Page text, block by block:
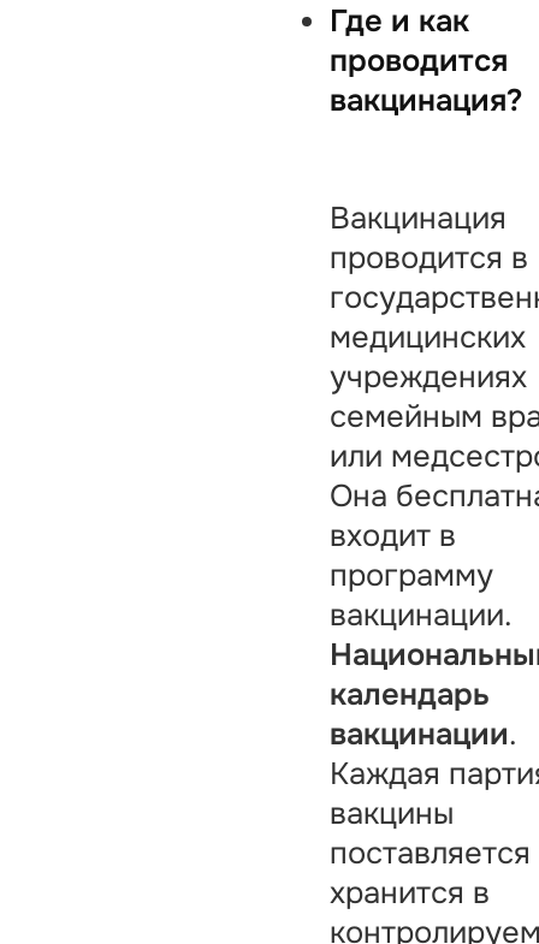
Где и как
проводится
вакцинация?
Вакцинация
проводится в
медицинских
учреждениях
семейным
или
Она
входит в
программу
вакцинации.
календарь
вакцинации.
Каждая
вакцины
хранится в